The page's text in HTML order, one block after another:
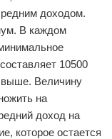
доходом.
В каждом
10500
выше. Величину
на
доход на
которое остается